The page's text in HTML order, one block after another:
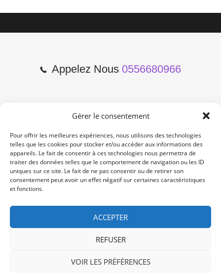
Gérer le consentement
Pour offrir les meilleures expériences, nous utilisons des technologies
telles que les cookies pour stocker et/ou accéder aux informations des
appareils. Le fait de consentir à ces technologies nous permettra de
traiter des données telles que le comportement de navigation ou les ID
uniques sur ce site. Le fait de ne pas consentir ou de retirer son
consentement peut avoir un effet négatif sur certaines caractéristiques
et fonctions.
ACCEPTER
REFUSER
VOIR LES PRÉFÉRENCES
Appelez Nous 0556680966
2 Cours de l'Yser 33800
Bordeaux
Lun-Samedi: 10:00 -19:00
Non Stop
/ /